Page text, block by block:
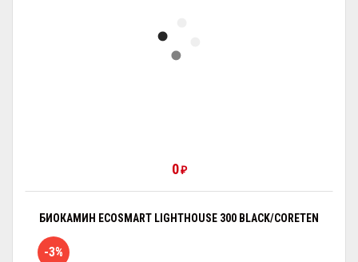
0₽
БИОКАМИН ECOSMART LIGHTHOUSE 300 BLACK/CORETEN
-3%